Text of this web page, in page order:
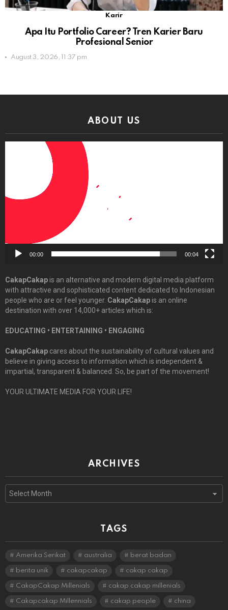
Karir
Apa Itu Portfolio Career? Tren Karier Baru
Profesional Senior
August 3, 2026, 11:37 pm
ABOUT US
00:00 00:04
CakapCakapis an alternative and modern digital media platform
with attractive and sophisticated content dedicated to Indonesian
people who are or feel younger. CakapCakapis an online
destination with over 14,000+ articles which is:
EDUCATING • ENTERTAINING • ENGAGING
CakapCakap cares about the sustainability of cultural values and
believe in giving access to information which is independent &
impartial, transparent & balanced. So, be part of the movement!
YOUR ULTIMATE MEDIA FOR YOUR LIFE!
ARCHIVES
Archives
TAGS
Amerika Serikat australia berat badan
berita unik cakapcakap cakap cakap
CakapCakap Millenials cakap cakap millenials
Cakapcakap Millennials cakap people china